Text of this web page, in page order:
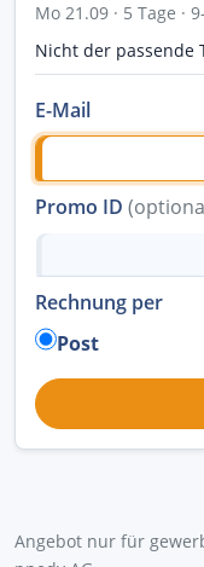
Mo 21.09 · 5 Tage ·
Nicht der passende
E-Mail
Promo ID
Rechnung per
Post
Angebot nur für